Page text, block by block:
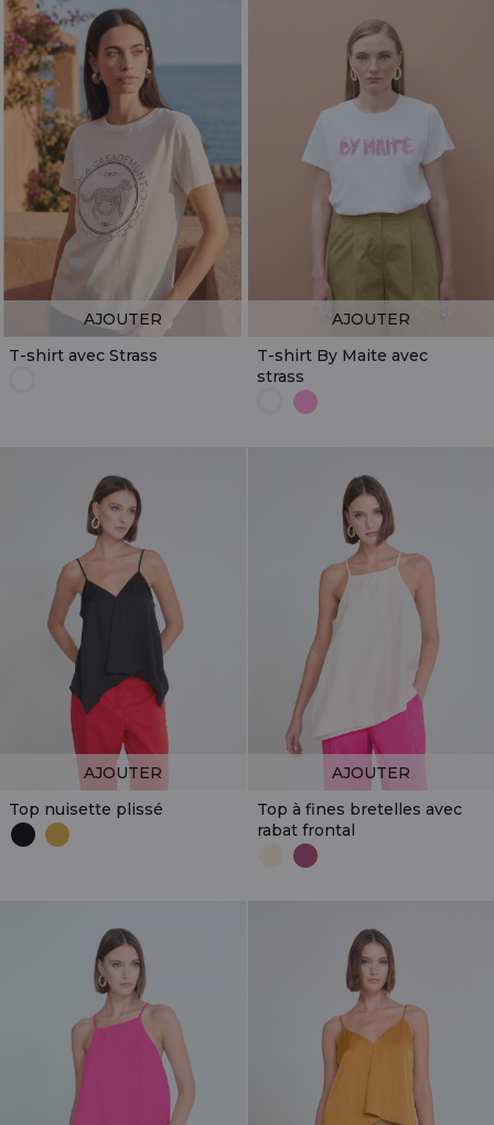
T-shirt avec Strass
AJOUTER
T-shirt By Maite avec
strass
AJOUTER
Top nuisette plissé
AJOUTER
Top à fines bretelles avec
rabat frontal
AJOUTER